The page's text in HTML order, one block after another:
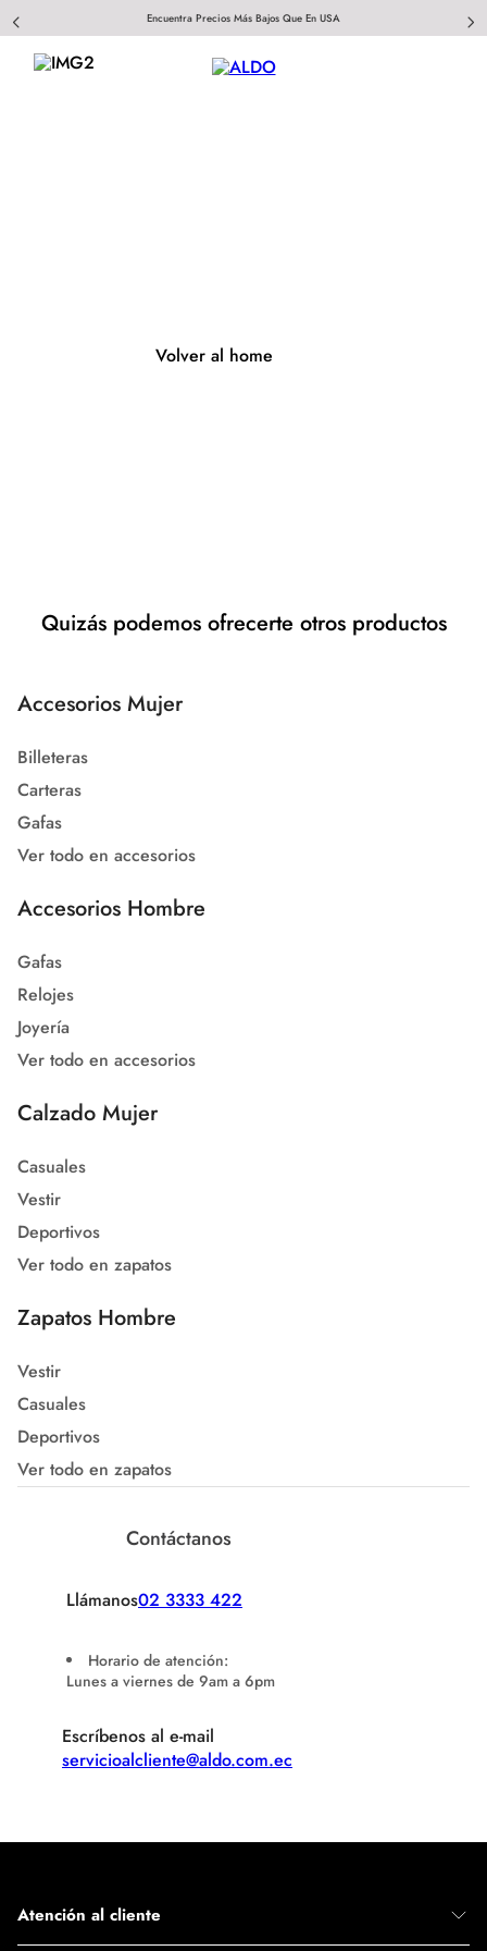
Encuentra Precios Más Bajos Que En USA
Volver al home
Quizás podemos ofrecerte otros productos
Accesorios Mujer
Billeteras
Carteras
Gafas
Ver todo en accesorios
Accesorios Hombre
Gafas
Relojes
Joyería
Ver todo en accesorios
Calzado Mujer
Casuales
Vestir
Deportivos
Ver todo en zapatos
Zapatos Hombre
Vestir
Casuales
Deportivos
Ver todo en zapatos
Contáctanos
Llámanos02 3333 422
Horario de atención:
Lunes a viernes de 9am a 6pm
Escríbenos al e-mail
servicioalcliente@aldo.com.ec
Atención al cliente